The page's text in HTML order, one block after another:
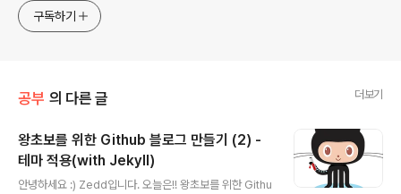
구독하기
공부 의 다른 글 더보기
왕초보를 위한 Github 블로그 만들기 (2) -
테마 적용(with Jekyll)
안녕하세요 :) Zedd입니다. 오늘은!! 왕초보를 위한 Githu